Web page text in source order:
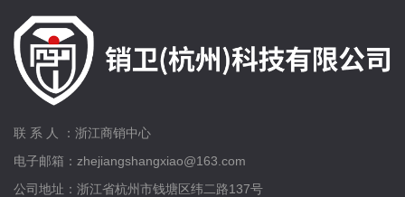
联 系 人 ：浙江商销中心
电子邮箱：zhejiangshangxiao@163.com
公司地址：浙江省杭州市钱塘区纬二路137号